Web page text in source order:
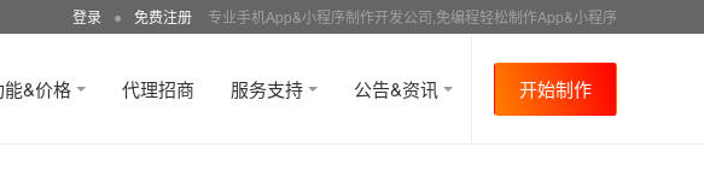
登录 ● 免费注册 专业手机App&小程序制作开发公司,免编程轻松制作App&小程序
能&价格 代理招商 服务支持 公告&资讯 开始制作